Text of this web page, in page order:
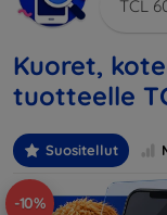
TCL
Kuoret,
tuotteelle
Suositellut
-10%